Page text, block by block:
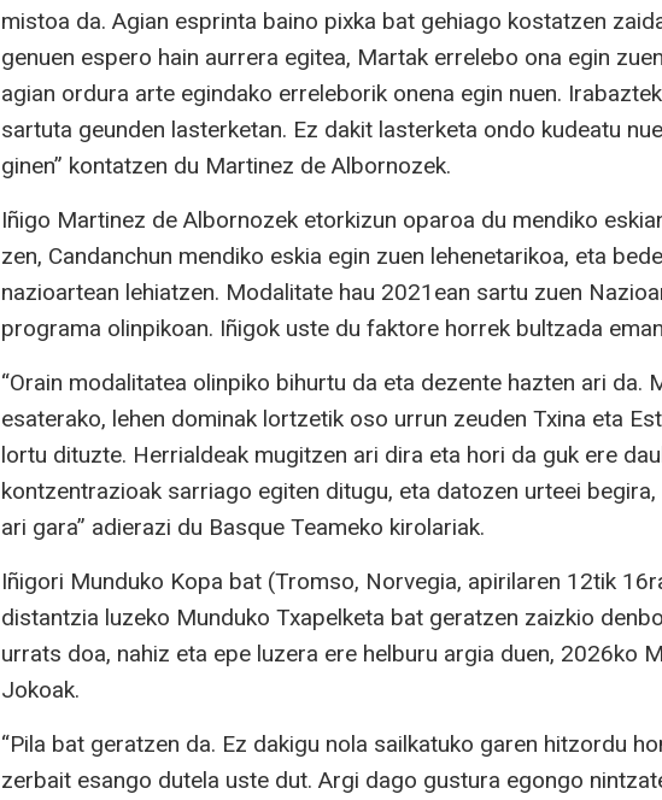
mistoa da. Agian esprinta baino pixka bat gehiago kostatzen
genuen espero hain aurrera egitea, Martak errelebo ona egin
agian ordura arte egindako erreleborik onena egin nuen.
sartuta geunden lasterketan. Ez dakit lasterketa ondo kudeatu
ginen” kontatzen du Martinez de Albornozek.
Iñigo Martinez de Albornozek etorkizun oparoa du mendiko
zen, Candanchun mendiko eskia egin zuen lehenetarikoa, eta
nazioartean lehiatzen. Modalitate hau 2021ean sartu zuen
programa olinpikoan. Iñigok uste du faktore horrek bultzada
“Orain modalitatea olinpiko bihurtu da eta dezente hazten ari da.
esaterako, lehen dominak lortzetik oso urrun zeuden Txina eta
lortu dituzte. Herrialdeak mugitzen ari dira eta hori da guk ere
kontzentrazioak sarriago egiten ditugu, eta datozen urteei
ari gara” adierazi du Basque Teameko kirolariak.
Iñigori Munduko Kopa bat (Tromso, Norvegia, apirilaren 12tik
distantzia luzeko Munduko Txapelketa bat geratzen zaizkio
urrats doa, nahiz eta epe luzera ere helburu argia duen, 2026ko
Jokoak.
“Pila bat geratzen da. Ez dakigu nola sailkatuko garen hitzordu
zerbait esango dutela uste dut. Argi dago gustura egongo